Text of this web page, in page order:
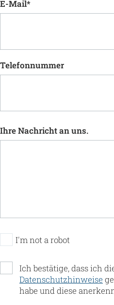
E-Mail*
Telefonnummer
Ihre Nachricht an uns.
I'm not a robot
Ich bestätige, dass ich
Datenschutzhinweise
habe und diese